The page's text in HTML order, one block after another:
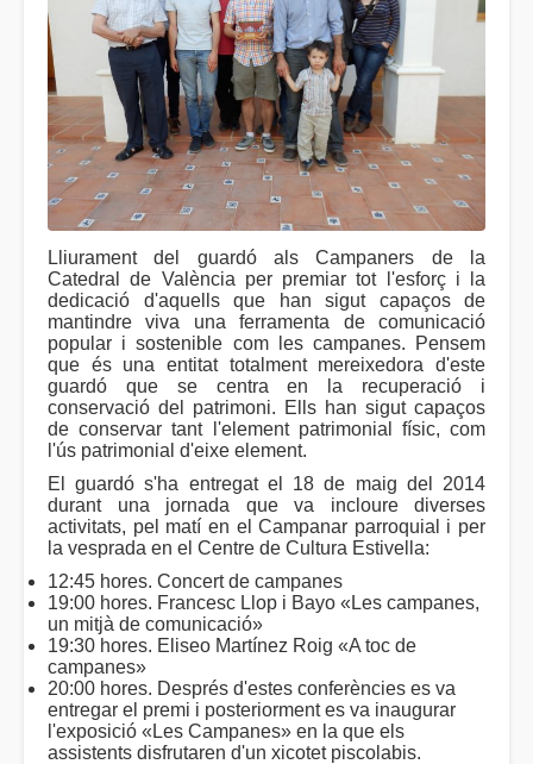
Lliurament del guardó als Campaners de la
Catedral de València per premiar tot l'esforç i la
dedicació d'aquells que han sigut capaços de
mantindre viva una ferramenta de comunicació
popular i sostenible com les campanes. Pensem
que és una entitat totalment mereixedora d'este
guardó que se centra en la recuperació i
conservació del patrimoni. Ells han sigut capaços
de conservar tant l'element patrimonial físic, com
l'ús patrimonial d'eixe element.
El guardó s'ha entregat el 18 de maig del 2014
durant una jornada que va incloure diverses
activitats, pel matí en el Campanar parroquial i per
la vesprada en el Centre de Cultura Estivella:
12:45 hores. Concert de campanes
19:00 hores. Francesc Llop i Bayo «Les campanes,
un mitjà de comunicació»
19:30 hores. Eliseo Martínez Roig «A toc de
campanes»
20:00 hores. Després d'estes conferències es va
entregar el premi i posteriorment es va inaugurar
l'exposició «Les Campanes» en la que els
assistents disfrutaren d'un xicotet piscolabis.